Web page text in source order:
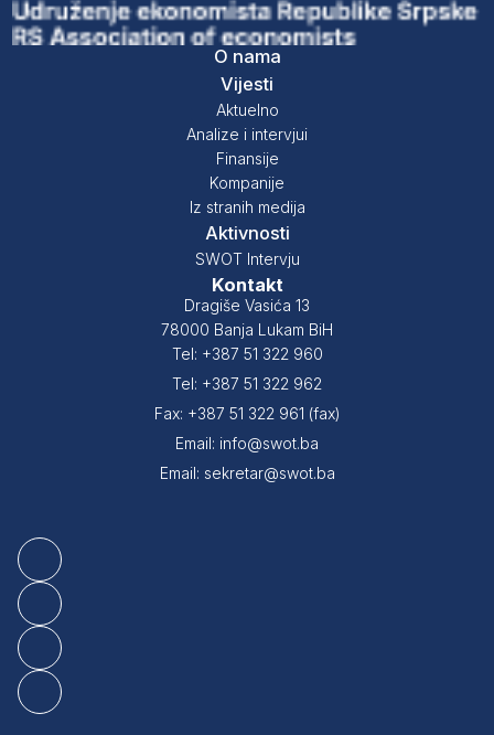
O nama
Vijesti
Aktuelno
Analize i intervjui
Finansije
Kompanije
Iz stranih medija
Aktivnosti
SWOT Intervju
Kontakt
Dragiše Vasića 13
78000 Banja Lukam BiH
Tel: +387 51 322 960
Tel: +387 51 322 962
Fax: +387 51 322 961 (fax)
Email: info@swot.ba
Email: sekretar@swot.ba